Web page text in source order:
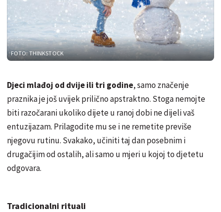
FOTO: THINKSTOCK
Djeci mlađoj od dvije ili tri godine, samo značenje
praznika je još uvijek prilično apstraktno. Stoga nemojte
biti razočarani ukoliko dijete u ranoj dobi ne dijeli vaš
entuzijazam. Prilagodite mu se i ne remetite previše
njegovu rutinu. Svakako, učiniti taj dan posebnim i
drugačijim od ostalih, ali samo u mjeri u kojoj to djetetu
odgovara.
Tradicionalni rituali